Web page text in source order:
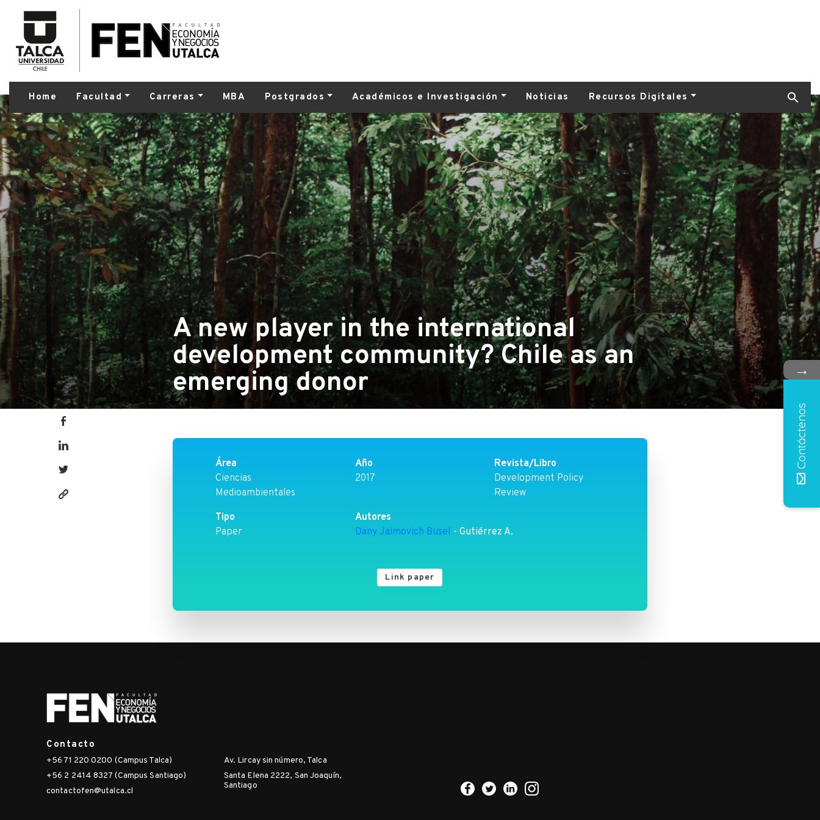
Home Facultad Carreras MBA Postgrados Académicos e Investigación Noticias Recursos Digitales
A new player in the international
development community? Chile as an
emerging donor
https://www.fen.utalca.cl/publicacion/a-
as-
Área
Ciencias
Medioambientales
Año
2017
Revista/Libro
Development Policy
Review
Tipo
Paper
Autores
Dany Jaimovich Busel - Gutiérrez A.
Link paper
Contacto
+56 71 220 0200 (Campus Talca)
+56 2 2414 8327 (Campus Santiago)
contactofen@utalca.cl
Av. Lircay sin número, Talca
Santa Elena 2222, San Joaquín,
Santiago
→
Contáctenos